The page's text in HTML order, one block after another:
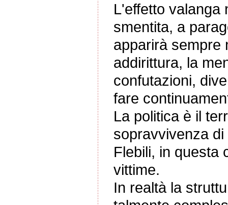
L'effetto valanga
smentita, a
apparirà sempre
addirittura, la
confutazioni,
fare
La politica è il
sopravvivenza
Flebili, in questa
vittime.
In realtà la